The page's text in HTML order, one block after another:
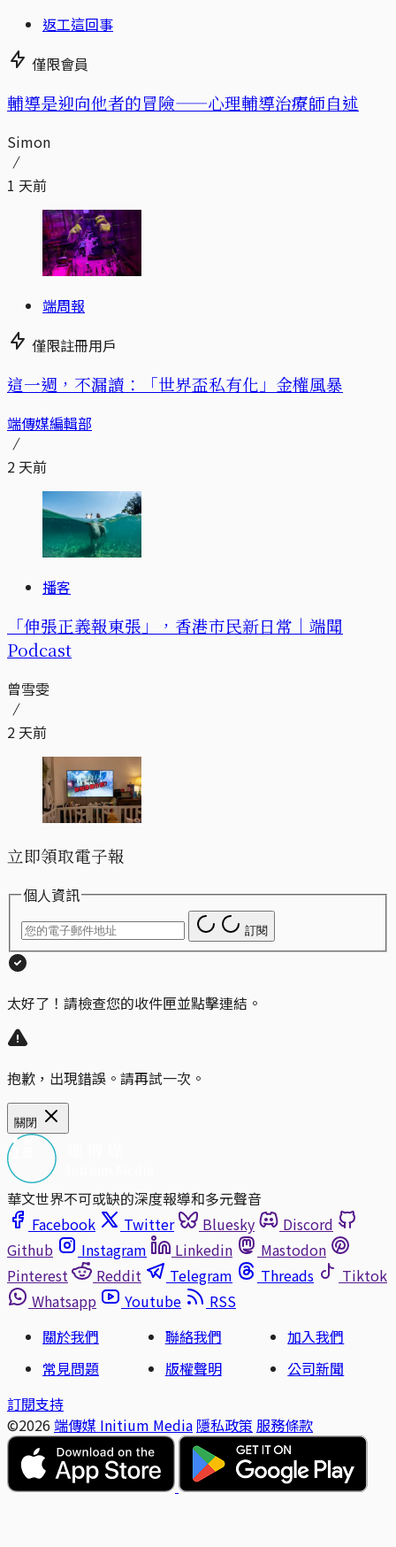
返工這回事
僅限會員
輔導是迎向他者的冒險——心理輔導治療師自述
Simon
1 天前
端周報
僅限註冊用戶
這一週，不漏讀：「世界盃私有化」金權風暴
端傳媒編輯部
2 天前
播客
「伸張正義報東張」，香港市民新日常｜端聞
Podcast
曾雪雯
2 天前
立即領取電子報
個人資訊
訂閱
太好了！請檢查您的收件匣並點擊連結。
抱歉，出現錯誤。請再試一次。
關閉
華文世界不可或缺的深度報導和多元聲音
Facebook
Twitter Bluesky
Discord
Github
Instagram Linkedin
Mastodon
Pinterest
Reddit Telegram Threads
Tiktok
Whatsapp
Youtube
RSS
關於我們
聯絡我們
加入我們
常見問題
版權聲明
公司新聞
訂閱支持
©2026 端傳媒 Initium Media 隱私政策 服務條款